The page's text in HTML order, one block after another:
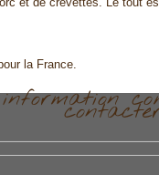
la France.